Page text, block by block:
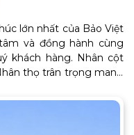
lớn nhất của Bảo Việt
và đồng hành cùng
khách hàng. Nhân cột
thọ trân trọng mang
thành từ trái tim, tiếp